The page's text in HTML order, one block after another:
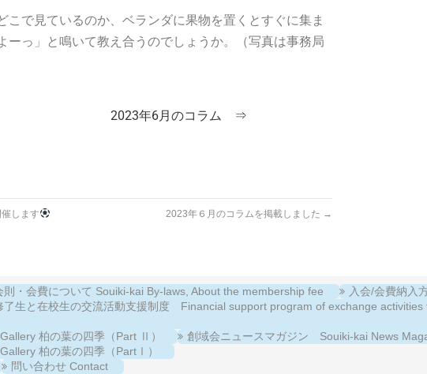
こで見ているのか、ベランダに果物を置くとすぐに集ま
ーっ」と鳴いて教え合うのでしょうか。（写真は事務局
2023年6月のコラム ⇒
します 2023年６月のコラムを掲載しました →
則・会費について Souiki-kai By-laws, About the membership fee
入会/会費納入
了生と在校生の交流活動支援制度 Financial support program of exchange
柏の葉の四季（Part Ⅱ）
柏の葉の四季（PartⅠ）
創域会ニュースマガジン Souiki-kai News
問い合わせ Contact